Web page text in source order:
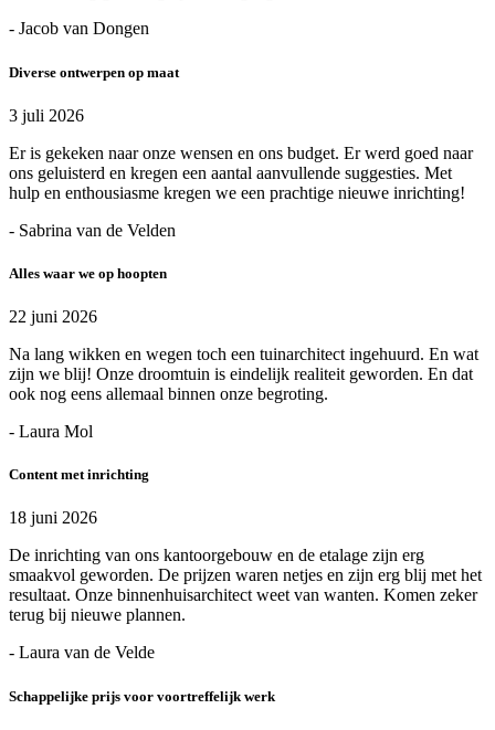
- Jacob van Dongen
Diverse ontwerpen op maat
3 juli 2026
Er is gekeken naar onze wensen en ons budget. Er werd goed naar
ons geluisterd en kregen een aantal aanvullende suggesties. Met
hulp en enthousiasme kregen we een prachtige nieuwe inrichting!
- Sabrina van de Velden
Alles waar we op hoopten
22 juni 2026
Na lang wikken en wegen toch een tuinarchitect ingehuurd. En wat
zijn we blij! Onze droomtuin is eindelijk realiteit geworden. En dat
ook nog eens allemaal binnen onze begroting.
- Laura Mol
Content met inrichting
18 juni 2026
De inrichting van ons kantoorgebouw en de etalage zijn erg
smaakvol geworden. De prijzen waren netjes en zijn erg blij met het
resultaat. Onze binnenhuisarchitect weet van wanten. Komen zeker
terug bij nieuwe plannen.
- Laura van de Velde
Schappelijke prijs voor voortreffelijk werk